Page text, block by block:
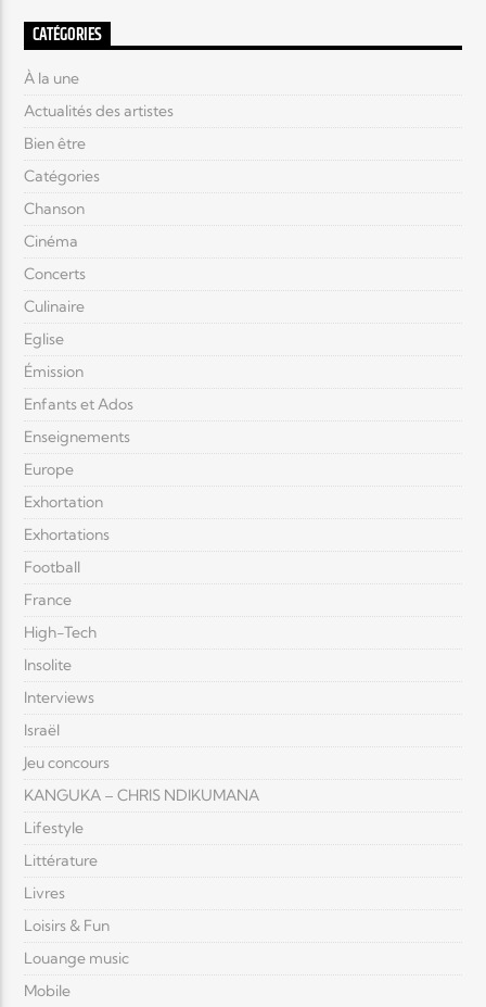
CATÉGORIES
À la une
Actualités des artistes
Bien être
Catégories
Chanson
Cinéma
Concerts
Culinaire
Eglise
Émission
Enfants et Ados
Enseignements
Europe
Exhortation
Exhortations
Football
France
High-Tech
Insolite
Interviews
Israël
Jeu concours
KANGUKA – CHRIS NDIKUMANA
Lifestyle
Littérature
Livres
Loisirs & Fun
Louange music
Mobile